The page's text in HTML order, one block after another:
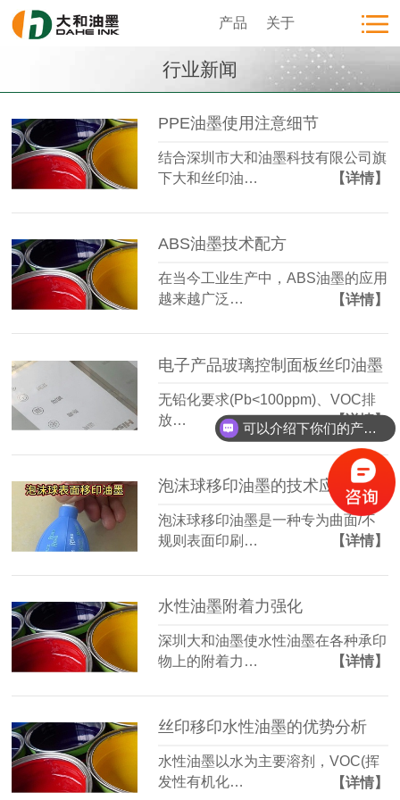
产品 关于
行业新闻
PPE油墨使用注意细节
结合深圳市大和油墨科技有限公司旗
下大和丝印油…
【详情】
ABS油墨技术配方
在当今工业生产中，ABS油墨的应用
越来越广泛…
【详情】
电子产品玻璃控制面板丝印油墨
无铅化要求(Pb<100ppm)、VOC排
放…
【详情】
泡沫球移印油墨的技术应用
泡沫球移印油墨是一种专为曲面/不
规则表面印刷…
【详情】
水性油墨附着力强化
深圳大和油墨使水性油墨在各种承印
物上的附着力…
【详情】
丝印移印水性油墨的优势分析
水性油墨以水为主要溶剂，VOC(挥
发性有机化…
【详情】
可以介绍下你们的产品么？